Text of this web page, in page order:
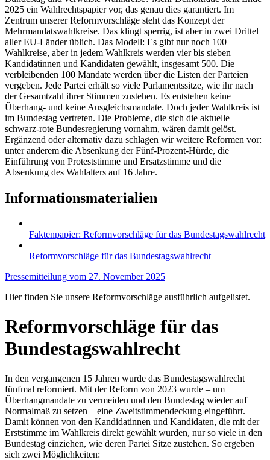
2025 ein Wahlrechtspapier vor, das genau dies garantiert. Im
Zentrum unserer Reformvorschläge steht das Konzept der
Mehrmandatswahlkreise. Das klingt sperrig, ist aber in zwei Drittel
aller EU-Länder üblich. Das Modell: Es gibt nur noch 100
Wahlkreise, aber in jedem Wahlkreis werden vier bis sieben
Kandidatinnen und Kandidaten gewählt, insgesamt 500. Die
verbleibenden 100 Mandate werden über die Listen der Parteien
vergeben. Jede Partei erhält so viele Parlamentssitze, wie ihr nach
der Gesamtzahl ihrer Stimmen zustehen. Es entstehen keine
Überhang- und keine Ausgleichsmandate. Doch jeder Wahlkreis ist
im Bundestag vertreten. Die Probleme, die sich die aktuelle
schwarz-rote Bundesregierung vornahm, wären damit gelöst.
Ergänzend oder alternativ dazu schlagen wir weitere Reformen vor:
unter anderem die Absenkung der Fünf-Prozent-Hürde, die
Einführung von Proteststimme und Ersatzstimme und die
Absenkung des Wahlalters auf 16 Jahre.
Informationsmaterialien
Faktenpapier: Reformvorschläge für das Bundestagswahlrecht
Reformvorschläge für das Bundestagswahlrecht
Pressemitteilung vom 27. November 2025
Hier finden Sie unsere Reformvorschläge ausführlich aufgelistet.
Reformvorschläge für das
Bundestagswahlrecht
In den vergangenen 15 Jahren wurde das Bundestagswahlrecht
fünfmal reformiert. Mit der Reform von 2023 wurde – um
Überhangmandate zu vermeiden und den Bundestag wieder auf
Normalmaß zu setzen – eine Zweitstimmendeckung eingeführt.
Damit können von den Kandidatinnen und Kandidaten, die mit der
Erststimme im Wahlkreis direkt gewählt wurden, nur so viele in den
Bundestag einziehen, wie deren Partei Sitze zustehen. So ergeben
sich zwei Möglichkeiten: